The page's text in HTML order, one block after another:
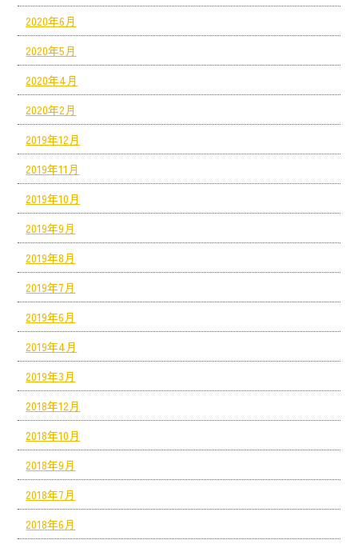
2020年6月
2020年5月
2020年4月
2020年2月
2019年12月
2019年11月
2019年10月
2019年9月
2019年8月
2019年7月
2019年6月
2019年4月
2019年3月
2018年12月
2018年10月
2018年9月
2018年7月
2018年6月